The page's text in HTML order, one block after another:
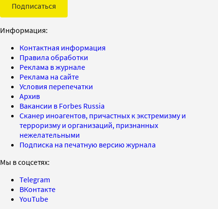
Подписаться
Информация:
Контактная информация
Правила обработки
Реклама в журнале
Реклама на сайте
Условия перепечатки
Архив
Вакансии в Forbes Russia
Сканер иноагентов, причастных к экстремизму и
терроризму и организаций, признанных
нежелательными
Подписка на печатную версию журнала
Мы в соцсетях:
Telegram
ВКонтакте
YouTube